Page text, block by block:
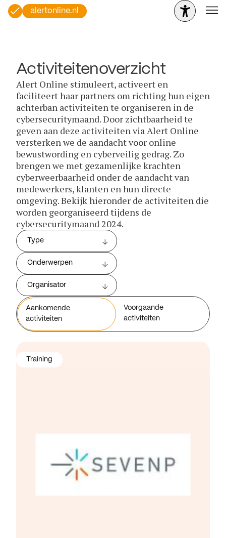
alertonline.nl
Activiteitenoverzicht
Alert Online stimuleert, activeert en
faciliteert haar partners om richting hun eigen
achterban activiteiten te organiseren in de
cybersecuritymaand. Door zichtbaarheid te
geven aan deze activiteiten via Alert Online
versterken we de aandacht voor online
bewustwording en cyberveilig gedrag. Zo
brengen we met gezamenlijke krachten
cyberweerbaarheid onder de aandacht van
medewerkers, klanten en hun directe
omgeving. Bekijk hieronder de activiteiten die
worden georganiseerd tijdens de
cybersecuritymaand 2024.
Type
Onderwerpen
Organisator
Aankomende
activiteiten
Voorgaande
activiteiten
Training